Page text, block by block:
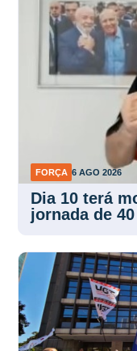
FORÇA 6 AGO 2026
Dia 10 terá
jornada de